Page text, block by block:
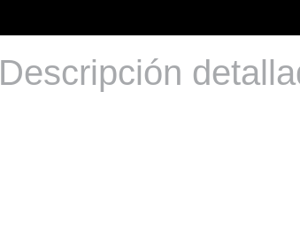
Descripción